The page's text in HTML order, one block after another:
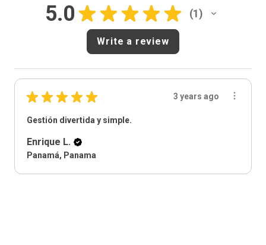
5.0 ★ ★ ★ ★ ★ 1
1
Write a review
★ ★ ★ ★ ★ 3 years ago
Gestión divertida y simple.
Enrique L.
Panamá, Panama